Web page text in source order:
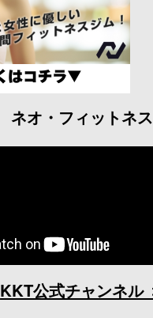
ネオ・フィットネス
KKT公式チャンネル